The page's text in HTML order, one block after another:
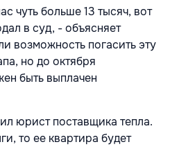
чуть больше 13 тысяч, вот
в суд, - объясняет
возможность погасить эту
но до октября
быть выплачен
юрист поставщика тепла.
то ее квартира будет